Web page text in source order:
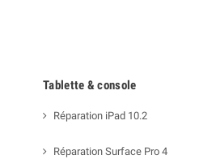
Tablette & console
Réparation iPad 10.2
Réparation Surface Pro 4